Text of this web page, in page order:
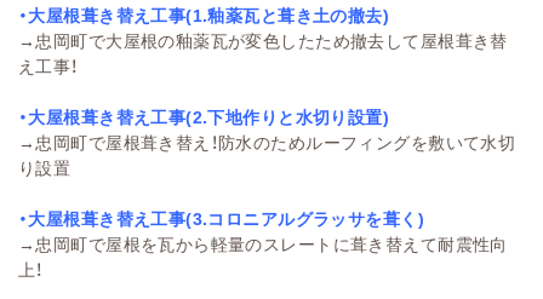
・大屋根葺き替え工事(1.釉薬瓦と葺き土の撤去)
→ 忠岡町で大屋根の釉薬瓦が変色したため撤去して屋根葺き替
え工事！
・大屋根葺き替え工事(2.下地作りと水切り設置)
→ 忠岡町で屋根葺き替え！防水のためルーフィングを敷いて水切
り設置
・大屋根葺き替え工事(3.コロニアルグラッサを葺く)
→ 忠岡町で屋根を瓦から軽量のスレートに葺き替えて耐震性向
上！